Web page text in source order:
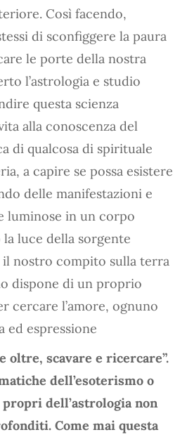
Così facendo,
di sconfiggere la paura
le porte della nostra
l’astrologia e studio
questa scienza
alla conoscenza del
di qualcosa di spirituale
a capire se possa esistere
delle manifestazioni e
luminose in un corpo
luce della sorgente
il nostro compito sulla terra
dispone di un proprio
cercare l’amore, ognuno
ed espressione
oltre, scavare e ricercare”.
dell’esoterismo o
dell’astrologia non
Come mai questa